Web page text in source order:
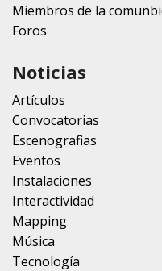
Miembros de la
Foros
Noticias
Artículos
Convocatorias
Escenografias
Eventos
Instalaciones
Interactividad
Mapping
Música
Tecnología